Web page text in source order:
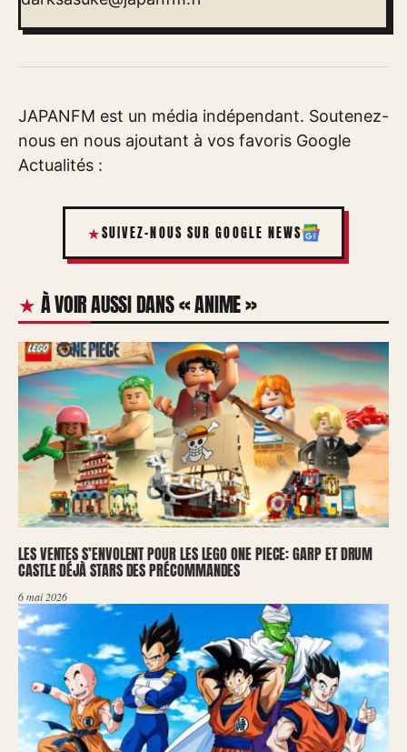
JAPANFM est un média indépendant. Soutenez-
nous en nous ajoutant à vos favoris Google
Actualités :
SUIVEZ-NOUS SUR GOOGLE NEWS
À VOIR AUSSI DANS « ANIME »
LES VENTES S’ENVOLENT POUR LES LEGO ONE PIECE: GARP ET DRUM
CASTLE DÉJÀ STARS DES PRÉCOMMANDES
6 mai 2026